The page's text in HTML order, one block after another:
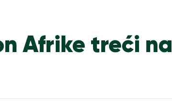
Afrike treći na